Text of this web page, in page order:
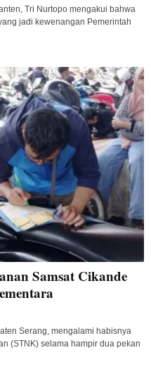
Tri Nurtopo mengakui bahwa
jadi kewenangan Pemerintah
Samsat Cikande
Serang, mengalami habisnya
(STNK) selama hampir dua pekan